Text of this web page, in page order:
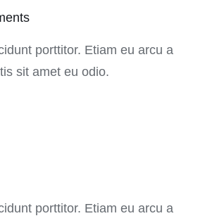
porttitor. Etiam eu arcu a
sit amet eu odio.
porttitor. Etiam eu arcu a